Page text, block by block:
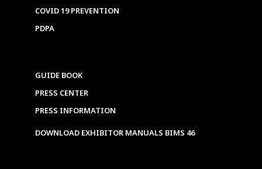
COVID 19 PREVENTION
PDPA
GUIDE BOOK
PRESS CENTER
PRESS INFORMATION
DOWNLOAD EXHIBITOR MANUALS BIMS 46